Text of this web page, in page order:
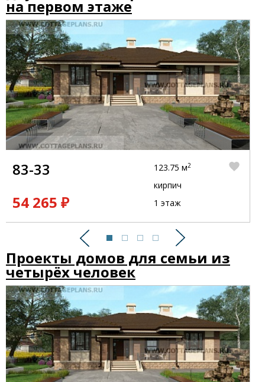
на первом этаже
Предыдущий Следующий
83-33
54 265 ₽
123.75 м2
кирпич
1 этаж
Проекты домов для семьи из
четырёх человек